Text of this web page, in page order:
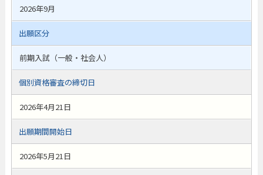
2026年9月
出願区分
前期入試（一般・社会人）
個別資格審査の締切日
2026年4月21日
出願期間開始日
2026年5月21日